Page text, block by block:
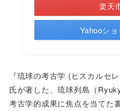
楽天
Yahooシ
『琉球の考古学 (ヒスカルセ
氏が著した、琉球列島（
考古学的成果に焦点を当てた